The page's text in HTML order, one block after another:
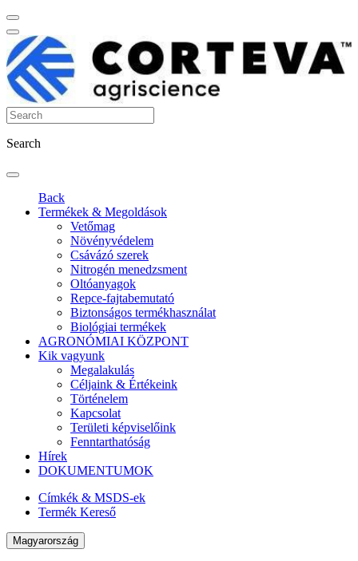
Search
Back
Termékek & Megoldások
Vetőmag
Növényvédelem
Csávázó szerek
Nitrogén menedzsment
Oltóanyagok
Repce-fajtabemutató
Biztonságos termékhasználat
Biológiai termékek
AGRONÓMIAI KÖZPONT
Kik vagyunk
Megalakulás
Céljaink & Értékeink
Történelem
Kapcsolat
Területi képviselőink
Fenntarthatóság
Hírek
DOKUMENTUMOK
Címkék & MSDS-ek
Termék Kereső
Magyarország